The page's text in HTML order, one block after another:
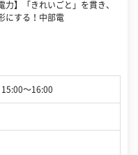
力】「きれいごと」を貫き、
にする！中部電
〜16:00